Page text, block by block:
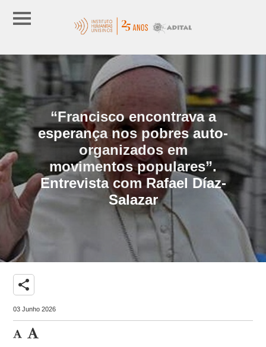
“Francisco encontrava a
esperança nos pobres auto-
organizados em
movimentos populares”.
Entrevista com Rafael Díaz-
Salazar
share
03 Junho 2026